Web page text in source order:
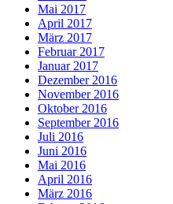
Mai 2017
April 2017
März 2017
Februar 2017
Januar 2017
Dezember 2016
November 2016
Oktober 2016
September 2016
Juli 2016
Juni 2016
Mai 2016
April 2016
März 2016